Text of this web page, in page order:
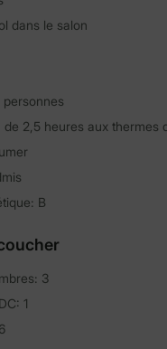
dans le salon
de 2,5 heures aux thermes
B
3
1